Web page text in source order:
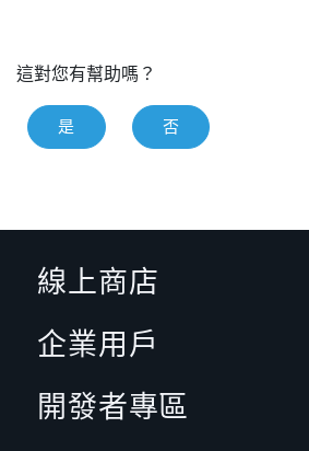
這對您有幫助嗎？
是 否
線上商店
企業用戶
開發者專區